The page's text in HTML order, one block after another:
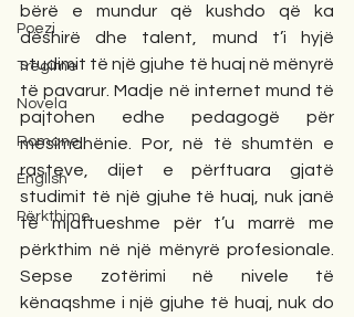
Poezi
Tregime
Novela
Romane
English
Përkthime
bërë e mundur që kushdo që ka
dëshirë dhe talent, mund t’i hyjë
studimit të një gjuhe të huaj në mënyrë
të pavarur. Madje në internet mund të
pajtohen edhe pedagogë për
mësimdhënie. Por, në të shumtën e
rasteve, dijet e përftuara gjatë
studimit të një gjuhe të huaj, nuk janë
të mjaftueshme për t’u marrë me
përkthim në një mënyrë profesionale.
Sepse zotërimi në nivele të
kënaqshme i një gjuhe të huaj, nuk do